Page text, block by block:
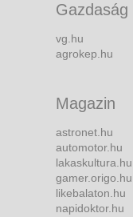
Gazdaság
vg.hu
agrokep.hu
Magazin
astronet.hu
automotor.hu
lakaskultura.hu
gamer.origo.hu
likebalaton.hu
napidoktor.hu